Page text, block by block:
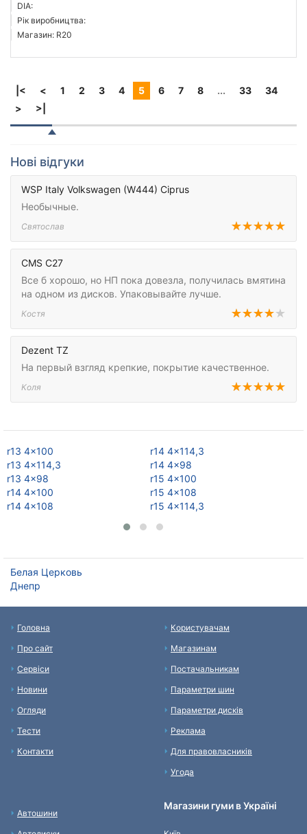
DIA:
Рік виробництва:
Магазин: R20
|< < 1 2 3 4 5 6 7 8 ... 33
34
>
>|
Нові відгуки
WSP Italy Volkswagen (W444) Ciprus
Необычные.
Святослав
CMS C27
Все б хорошо, но НП пока довезла, получилась вмятина
на одном из дисков. Упаковывайте лучше.
Костя
Dezent TZ
На первый взгляд крепкие, покрытие качественное.
Коля
r13 4x100
r13 4x114,3
r13 4x98
r14 4x100
r14 4x108
r14 4x114,3
r14 4x98
r15 4x100
r15 4x108
r15 4x114,3
Белая Церковь
Днепр
Головна
Про сайт
Сервіси
Новини
Огляди
Тести
Контакти
Користувачам
Магазинам
Постачальникам
Параметри шин
Параметри дисків
Реклама
Для правовласників
Угода
Автошини
Магазини гуми в Україні